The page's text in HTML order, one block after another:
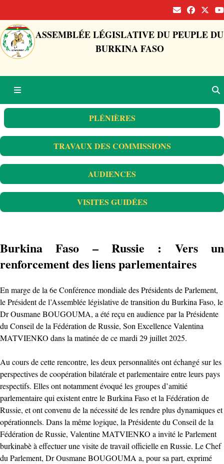
ASSEMBLÉE LÉGISLATIVE DU PEUPLE DU
BURKINA FASO
PLÉNIÈRES
TRAVAUX DES COMMISSIONS
AUDIENCES
VISITES GUIDÉES
Burkina Faso – Russie : Vers un
renforcement des liens parlementaires
En marge de la 6e Conférence mondiale des Présidents de Parlement,
le Président de l’Assemblée législative de transition du Burkina Faso, le
Dr Ousmane BOUGOUMA, a été reçu en audience par la Présidente
du Conseil de la Fédération de Russie, Son Excellence Valentina
MATVIENKO dans la matinée de ce mardi 29 juillet 2025.
Au cours de cette rencontre, les deux personnalités ont échangé sur les
perspectives de coopération bilatérale et parlementaire entre leurs pays
respectifs. Elles ont notamment évoqué les groupes d’amitié
parlementaire qui existent entre le Burkina Faso et la Fédération de
Russie, et ont convenu de la nécessité de les rendre plus dynamiques et
opérationnels. Dans la même logique, la Présidente du Conseil de la
Fédération de Russie, Valentine MATVIENKO a invité le Parlement
burkinabè à effectuer une visite de travail officielle en Russie. Le Chef
du Parlement, Dr Ousmane BOUGOUMA a, pour sa part, exprimé